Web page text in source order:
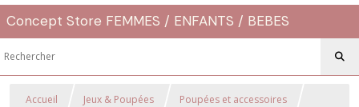
Concept Store FEMMES / ENFANTS / BEBES
Accueil Jeux & Poupées Poupées et accessoires